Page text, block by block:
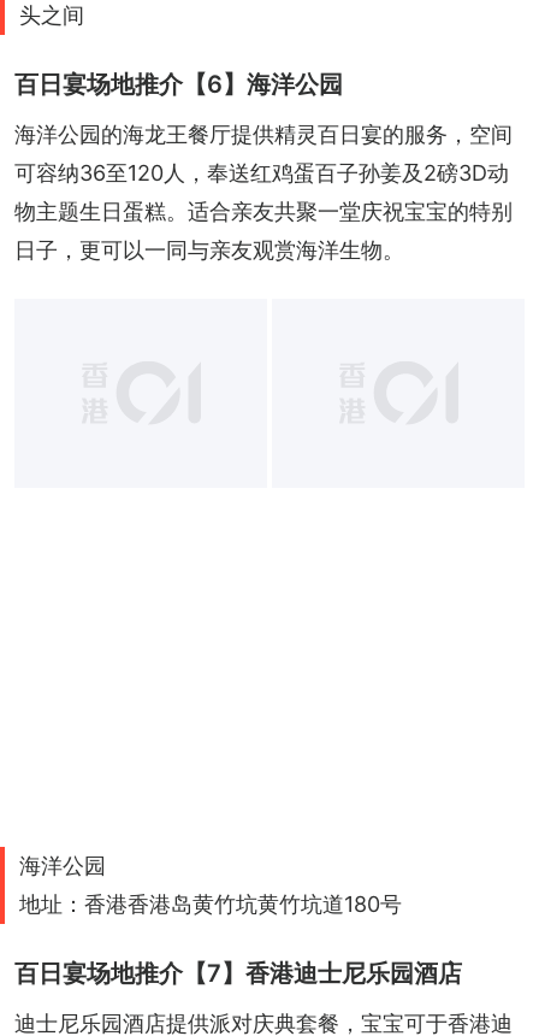
头之间
百日宴场地推介【6】海洋公园
海洋公园的海龙王餐厅提供精灵百日宴的服务，空间
可容纳36至120人，奉送红鸡蛋百子孙姜及2磅3D动
物主题生日蛋糕。适合亲友共聚一堂庆祝宝宝的特别
日子，更可以一同与亲友观赏海洋生物。
海洋公园
地址：香港香港岛黄竹坑黄竹坑道180号
百日宴场地推介【7】香港迪士尼乐园酒店
迪士尼乐园酒店提供派对庆典套餐，宝宝可于香港迪